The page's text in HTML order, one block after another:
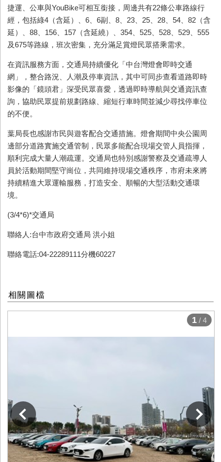
捷運、公車與YouBike可相互銜接，周邊共有22條公車路線行
經，包括綠4（含延）、6、6副、8、23、25、28、54、82（含
延）、88、156、157（含延繞）、354、525、528、529、555
及675等路線，班次密集，充分滿足賞燈民眾搭乘需求。
在資訊服務方面，交通局持續優化「中台灣燈會即時交通
網」，整合路況、人潮及停車資訊，其中可同步查看道路即時
影像的「鏡頭君」深受民眾喜愛，透過即時導航與交通資訊查
詢，協助民眾提前規劃路線、縮短行車時間並減少尋找停車位
的不便。
葉局長也感謝市民與遊客配合交通措施。燈會期間中央公園周
邊部分道路實施交通管制，民眾多能配合現場交管人員指揮，
順利完成大量人潮疏運。交通局也特別感謝警察及交通疏導人
員於活動期間堅守崗位，共同維持現場交通秩序，市府未來將
持續精進大眾運輸服務，打造安全、順暢的大型活動交通環
境。
(3/4*6)*交通局
聯絡人:台中市政府交通局 洪小姐
聯絡電話:04-22289111分機60227
相關圖檔
下一張
1 / 4